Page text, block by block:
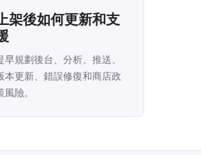
架後如何更新和支
早規劃後台、分析、推送、
本更新、錯誤修復和商店政
風險。